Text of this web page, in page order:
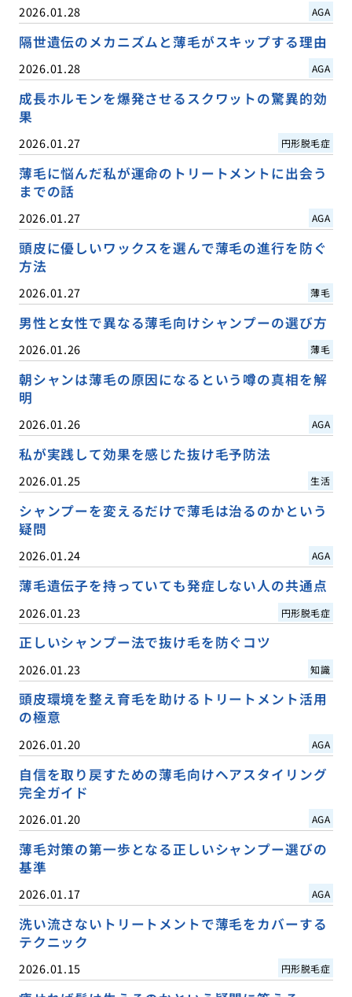
2026.01.28 AGA
隔世遺伝のメカニズムと薄毛がスキップする理由
2026.01.28 AGA
成長ホルモンを爆発させるスクワットの驚異的効
果
2026.01.27 円形脱毛症
薄毛に悩んだ私が運命のトリートメントに出会う
までの話
2026.01.27 AGA
頭皮に優しいワックスを選んで薄毛の進行を防ぐ
方法
2026.01.27 薄毛
男性と女性で異なる薄毛向けシャンプーの選び方
2026.01.26 薄毛
朝シャンは薄毛の原因になるという噂の真相を解
明
2026.01.26 AGA
私が実践して効果を感じた抜け毛予防法
2026.01.25 生活
シャンプーを変えるだけで薄毛は治るのかという
疑問
2026.01.24 AGA
薄毛遺伝子を持っていても発症しない人の共通点
2026.01.23 円形脱毛症
正しいシャンプー法で抜け毛を防ぐコツ
2026.01.23 知識
頭皮環境を整え育毛を助けるトリートメント活用
の極意
2026.01.20 AGA
自信を取り戻すための薄毛向けヘアスタイリング
完全ガイド
2026.01.20 AGA
薄毛対策の第一歩となる正しいシャンプー選びの
基準
2026.01.17 AGA
洗い流さないトリートメントで薄毛をカバーする
テクニック
2026.01.15 円形脱毛症